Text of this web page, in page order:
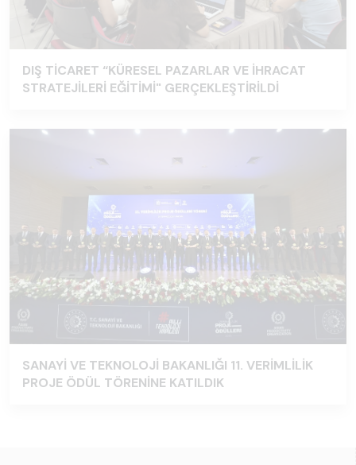
DIŞ TİCARET “KÜRESEL PAZARLAR VE İHRACAT
STRATEJİLERİ EĞİTİMİ" GERÇEKLEŞTİRİLDİ
SANAYİ VE TEKNOLOJİ BAKANLIĞI 11. VERİMLİLİK
PROJE ÖDÜL TÖRENİNE KATILDIK